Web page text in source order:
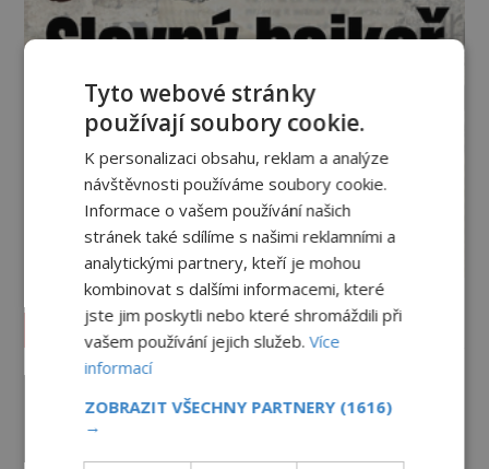
Vesmír a technologie
Marsu? Je na něm přeci jen voda?
Tyto webové stránky
používají soubory cookie.
K personalizaci obsahu, reklam a analýze
návštěvnosti používáme soubory cookie.
Informace o vašem používání našich
stránek také sdílíme s našimi reklamními a
analytickými partnery, kteří je mohou
kombinovat s dalšími informacemi, které
jste jim poskytli nebo které shromáždili při
vašem používání jejich služeb.Více
informací
ZOBRAZIT VŠECHNY PARTNERY (1616)
→